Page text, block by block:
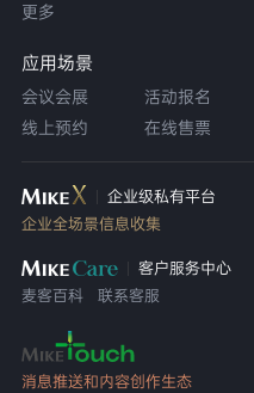
更多
应用场景
会议会展 活动报名
线上预约
在线售票
企业级私有平台
企业全场景信息收集
客户服务中心
麦客百科
联系客服
消息推送和内容创作生态